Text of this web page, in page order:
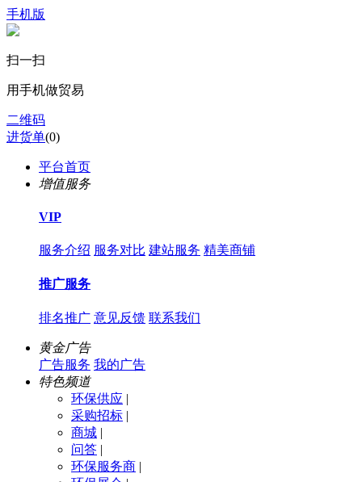
手机版
扫一扫
用手机做贸易
二维码
进货单(0)
平台首页
增值服务
VIP
服务介绍 服务对比 建站服务 精美商铺
推广服务
排名推广 意见反馈 联系我们
黄金广告
广告服务 我的广告
特色频道
环保供应 |
采购招标 |
商城 |
问答 |
环保服务商 |